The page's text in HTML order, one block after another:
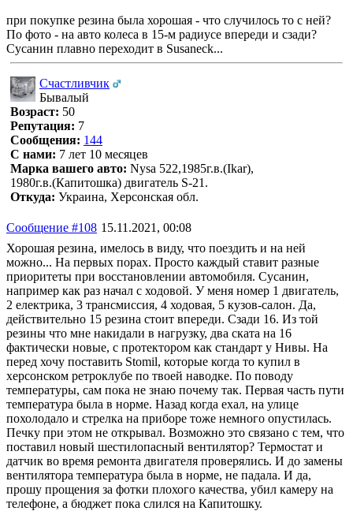
при покупке резина была хорошая - что случилось то с ней?
По фото - на авто колеса в 15-м радиусе впереди и сзади?
Сусанин плавно переходит в Susaneck...
Счастливчик
Бывалый
Возраст: 50
Репутация: 7
Сообщения: 144
С нами: 7 лет 10 месяцев
Марка вашего авто: Nysa 522,1985г.в.(Ikar),
1980г.в.(Капитошка) двигатель S-21.
Откуда: Украина, Херсонская обл.
Сообщение #108 15.11.2021, 00:08
Хорошая резина, имелось в виду, что поездить и на ней
можно... На первых порах. Просто каждый ставит разные
приоритеты при восстановлении автомобиля. Сусанин,
например как раз начал с ходовой. У меня номер 1 двигатель,
2 електрика, 3 трансмиссия, 4 ходовая, 5 кузов-салон. Да,
действительно 15 резина стоит впереди. Сзади 16. Из той
резины что мне накидали в нагрузку, два ската на 16
фактически новые, с протектором как стандарт у Нивы. На
перед хочу поставить Stomil, которые когда то купил в
херсонском ретроклубе по твоей наводке. По поводу
температуры, сам пока не знаю почему так. Первая часть пути
температура была в норме. Назад когда ехал, на улице
похолодало и стрелка на приборе тоже немного опустилась.
Печку при этом не открывал. Возможно это связано с тем, что
поставил новый шестилопасный вентилятор? Термостат и
датчик во время ремонта двигателя проверялись. И до замены
вентилятора температура была в норме, не падала. И да,
прошу прощения за фотки плохого качества, убил камеру на
телефоне, а бюджет пока слился на Капитошку.